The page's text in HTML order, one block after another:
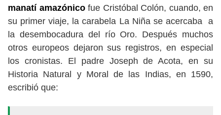
manatí amazónicofue Cristóbal Colón, cuando, en
su primer viaje, la carabela La Niña se acercaba a
la desembocadura del río Oro. Después muchos
otros europeos dejaron sus registros, en especial
los cronistas. El padre Joseph de Acota, en su
Historia Natural y Moral de las Indias, en 1590,
escribió que: